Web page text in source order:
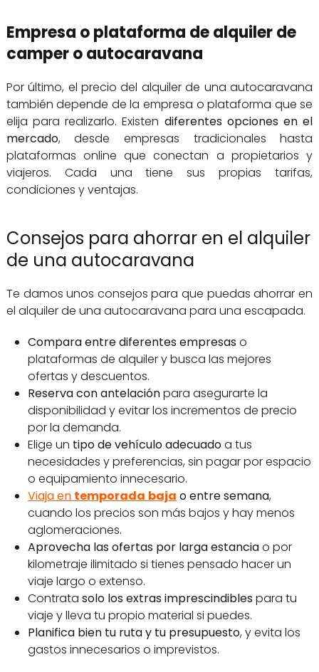
Empresa o plataforma de alquiler de
camper o autocaravana
Por último, el precio del alquiler de una autocaravana
también depende de la empresa o plataforma que se
elija para realizarlo. Existen diferentes opciones en el
mercado, desde empresas tradicionales hasta
plataformas online que conectan a propietarios y
viajeros. Cada una tiene sus propias tarifas,
condiciones y ventajas.
Consejos para ahorrar en el alquiler
de una autocaravana
Te damos unos consejos para que puedas ahorrar en
el alquiler de una autocaravana para una escapada.
Compara entre diferentes empresaso
plataformas de alquiler y busca las mejores
ofertas y descuentos.
Reserva con antelaciónpara asegurarte la
disponibilidad y evitar los incrementos de precio
por la demanda.
Elige un tipo de vehículo adecuadoa tus
necesidades y preferencias, sin pagar por espacio
o equipamiento innecesario.
Viaja en temporada baja o entre semana,
cuando los precios son más bajos y hay menos
aglomeraciones.
Aprovecha las ofertas por larga estanciao por
kilometraje ilimitado si tienes pensado hacer un
viaje largo o extenso.
Contrata solo los extras imprescindiblespara tu
viaje y lleva tu propio material si puedes.
Planifica bien tu ruta y tu presupuesto, y evita los
gastos innecesarios o imprevistos.